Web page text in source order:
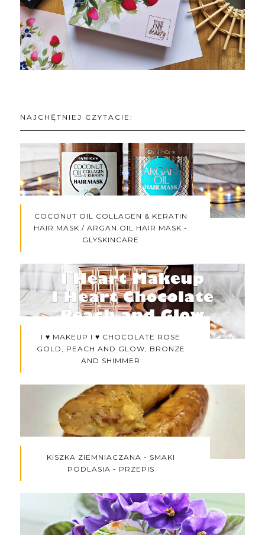
NAJCHĘTNIEJ CZYTACIE:
COCONUT OIL COLLAGEN & KERATIN
HAIR MASK / ARGAN OIL HAIR MASK -
GLYSKINCARE
I ♥ MAKEUP I ♥ CHOCOLATE ROSE
GOLD, PEACH AND GLOW, BRONZE
AND SHIMMER
KISZKA ZIEMNIACZANA - SMAKI
PODLASIA - PRZEPIS